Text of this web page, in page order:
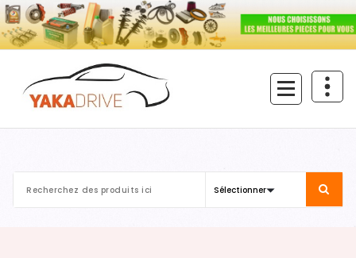
Aller
au
contenu